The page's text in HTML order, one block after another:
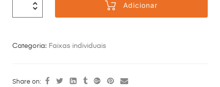
Adicionar
Categoria: Faixas individuais
Share on: